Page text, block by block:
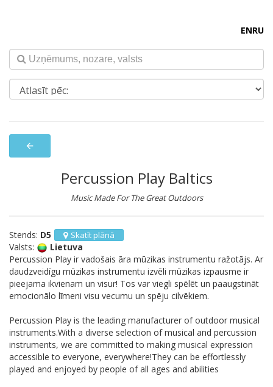
ENRU
arrow_back
Percussion Play Baltics
Music Made For The Great Outdoors
Stends: D5 Skatīt plānā
Valsts:
Lietuva
Percussion Play ir vadošais āra mūzikas instrumentu ražotājs. Ar
daudzveidīgu mūzikas instrumentu izvēli mūzikas izpausme ir
pieejama ikvienam un visur! Tos var viegli spēlēt un paaugstināt
emocionālo līmeni visu vecumu un spēju cilvēkiem.
Percussion Play is the leading manufacturer of outdoor musical
instruments.With a diverse selection of musical and percussion
instruments, we are committed to making musical expression
accessible to everyone, everywhere!They can be effortlessly
played and enjoyed by people of all ages and abilities